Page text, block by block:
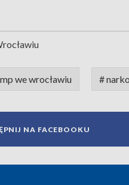
we wrocławiu #
NA FACEBOOKU